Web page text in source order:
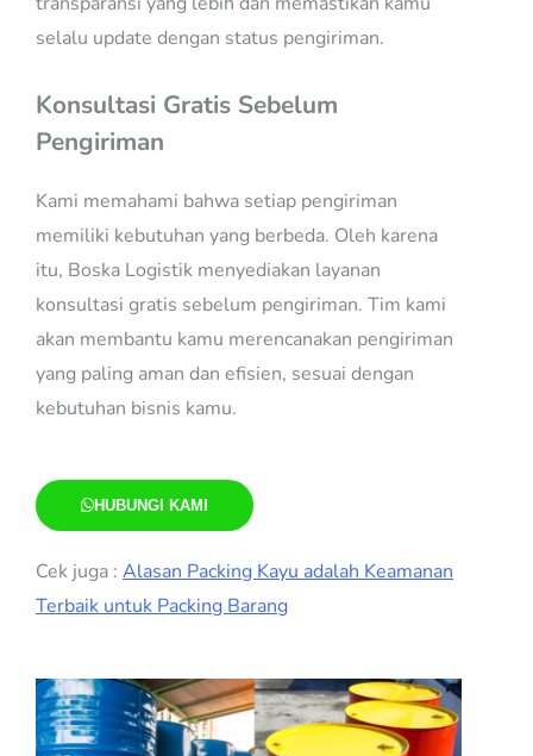
selalu update dengan status pengiriman.
Konsultasi Gratis Sebelum
Pengiriman
Kami memahami bahwa setiap pengiriman
memiliki kebutuhan yang berbeda. Oleh karena
itu, Boska Logistik menyediakan layanan
konsultasi gratis sebelum pengiriman. Tim kami
akan membantu kamu merencanakan pengiriman
yang paling aman dan efisien, sesuai dengan
kebutuhan bisnis kamu.
HUBUNGI KAMI
Cek juga : Alasan Packing Kayu adalah Keamanan
Terbaik untuk Packing Barang